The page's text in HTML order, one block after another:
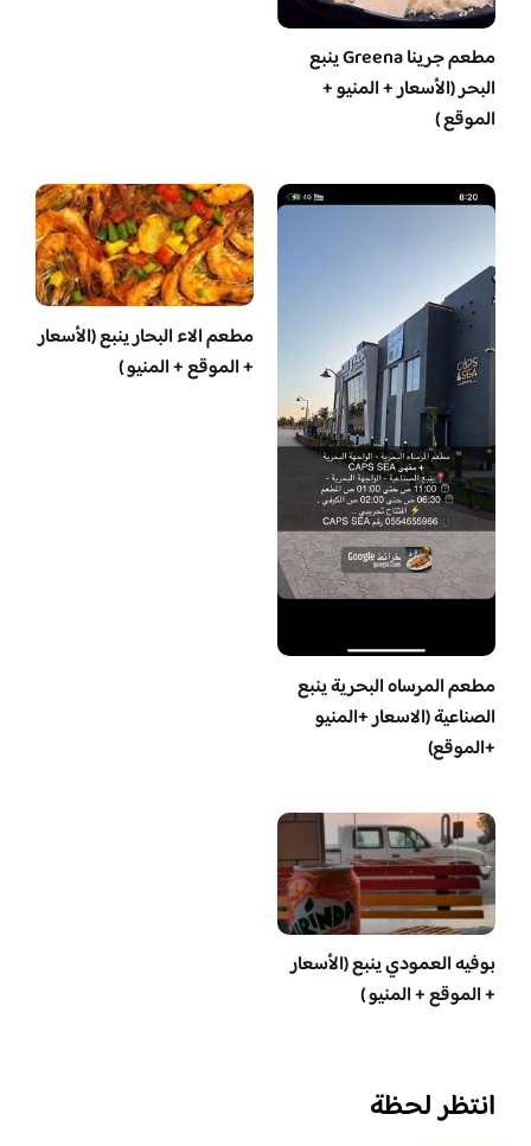
مطعم جرينا Greena ينبع
البحر (الأسعار + المنيو +
الموقع )
مطعم المرساه البحرية ينبع
الصناعية (الاسعار +المنيو
+الموقع)
مطعم الاء البحار ينبع (الأسعار
+ الموقع + المنيو )
بوفيه العمودي ينبع (الأسعار
+ الموقع + المنيو )
انتظر لحظة